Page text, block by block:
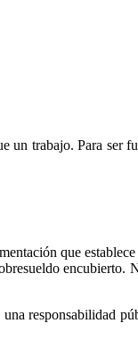
trabajo. Para ser
que
responsabilidad